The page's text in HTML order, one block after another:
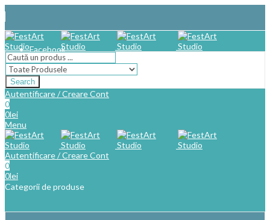
Facebook
Search
Autentificare / Creare Cont
0
0lei
Menu
Autentificare / Creare Cont
0
0lei
Categorii de produse